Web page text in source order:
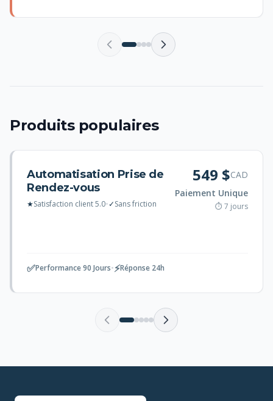
Produits populaires
Automatisation Prise de
Rendez-vous
★Satisfaction client 5.0•✓Sans friction
549 $CAD
Paiement Unique
⏱ 7 jours
✅Performance 90 Jours•⚡Réponse 24h